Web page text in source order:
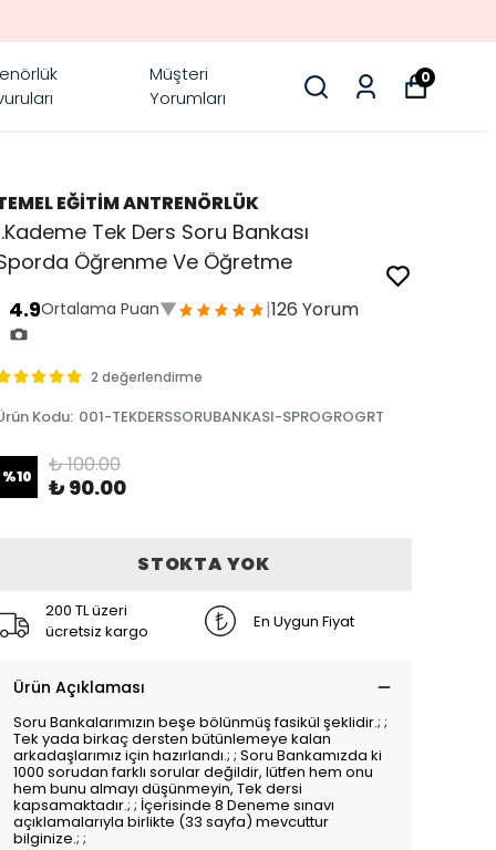
Müşteri
Yorumları
0
EĞİTİM ANTRENÖRLÜK
Tek Ders Soru Bankası
Öğrenme Ve Öğretme
4.9Ortalama Puan▼ |126 Yorum
2 değerlendirme
Kodu: 001-TEKDERSSORUBANKASI-SPROGROGRT
%10 ₺ 100.00
₺ 90.00
STOKTA YOK
200 TL üzeri
ücretsiz kargo
En Uygun Fiyat
Ürün Açıklaması
Soru Bankalarımızın beşe bölünmüş fasikül şeklidir.; ;
Tek yada birkaç dersten bütünlemeye kalan
arkadaşlarımız için hazırlandı.; ; Soru Bankamızda ki
1000 sorudan farklı sorular değildir, lütfen hem onu
hem bunu almayı düşünmeyin, Tek dersi
kapsamaktadır.; ; İçerisinde 8 Deneme sınavı
açıklamalarıyla birlikte (33 sayfa) mevcuttur
bilginize.; ;